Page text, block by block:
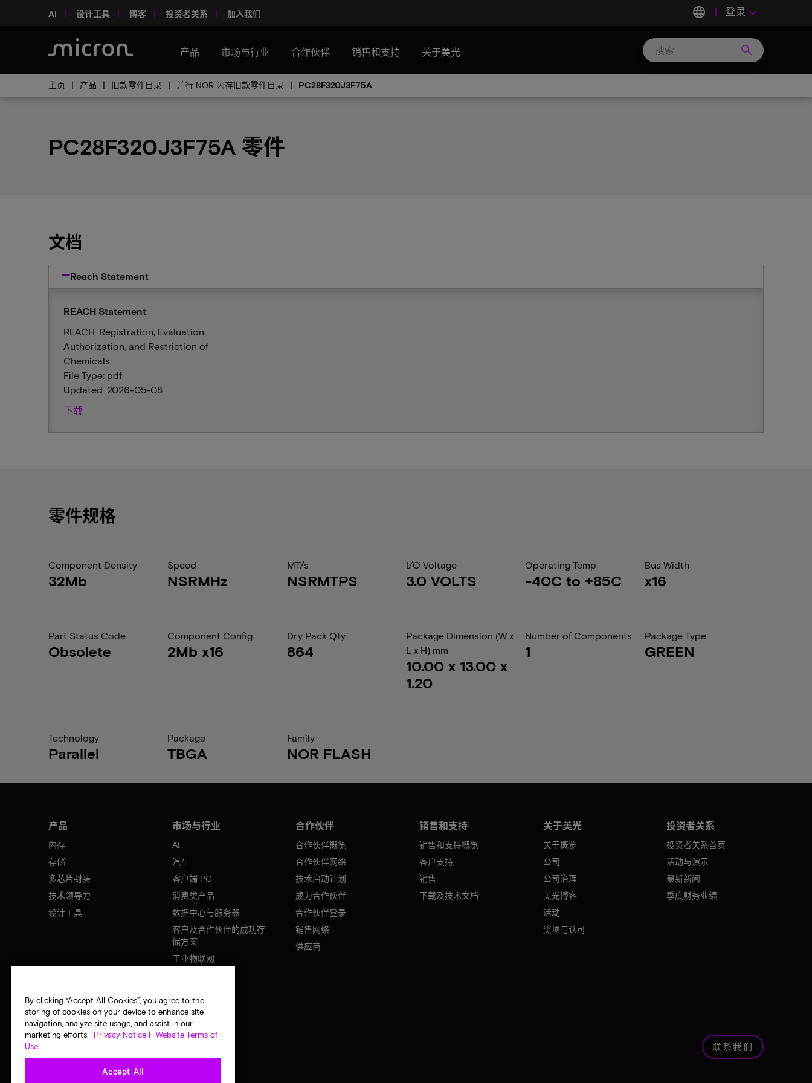
AI 设计工具 博客 投资者关系 加入我们 language 登录 keyboard_arrow_down
产品 市场与行业 合作伙伴 销售和支持 关于美光 search
主页 产品 旧款零件目录 并行 NOR 闪存旧款零件目录 PC28F320J3F75A
PC28F320J3F75A 零件
文档
Reach Statement
REACH Statement
REACH: Registration, Evaluation,
Authorization, and Restriction of
Chemicals
File Type: pdf
Updated: 2026-05-08
下载
零件规格
Component Density
32Mb
Speed
NSRMHz
MT/s
NSRMTPS
I/O Voltage
3.0 VOLTS
Operating Temp
-40C to +85C
Bus Width
x16
Part Status Code
Obsolete
Component Config
2Mb x16
Dry Pack Qty
864
Package Dimension (W x
L x H) mm
10.00 x 13.00 x
1.20
Number of Components
1
Package Type
GREEN
Technology
Parallel
Package
TBGA
Family
NOR FLASH
产品
内存
存储
多芯片封装
技术领导力
设计工具
市场与行业
AI
汽车
客户端 PC
消费类产品
数据中心与服务器
客户及合作伙伴的成功存
储方案
工业物联网
合作伙伴
合作伙伴概览
合作伙伴网络
技术启动计划
成为合作伙伴
合作伙伴登录
销售网络
供应商
销售和支持
销售和支持概览
客户支持
销售
下载及技术文档
关于美光
关于概览
公司
公司治理
美光博客
活动
奖项与认可
投资者关系
投资者关系首页
活动与演示
最新新闻
季度财务业绩
联系我们
By clicking “Accept All Cookies”, you agree to the
storing of cookies on your device to enhance site
navigation, analyze site usage, and assist in our
marketing efforts.
Privacy Notice |
Website Terms of
Use
Accept All